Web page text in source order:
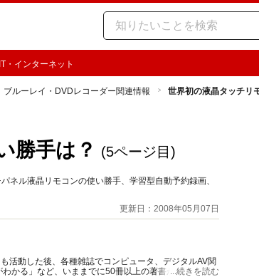
IT・インターネット
ブルーレイ・DVDレコーダー関連情報 世界初の液晶タッチリ
勝手は？ (5ページ目)
ネル液晶リモコンの使い勝手、学習型自動予約録画、
更新日：2008年05月07日
活動した後、各種雑誌でコンピュータ、デジタルAV関
かる」など、いままでに50冊以上の著書があります。
...続きを読む